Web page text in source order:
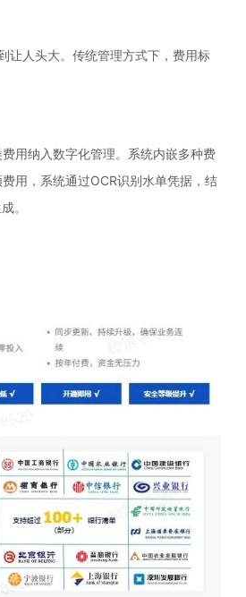
人头大。传统管理方式下，费用标
用纳入数字化管理。系统内嵌多种费
用，系统通过OCR识别水单凭据，结
。